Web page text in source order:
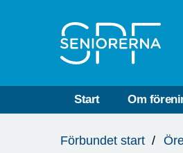
Start Om
är
Förbundet start